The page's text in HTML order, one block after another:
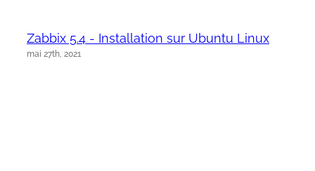
Zabbix 5.4 - Installation sur Ubuntu Linux
mai 27th, 2021